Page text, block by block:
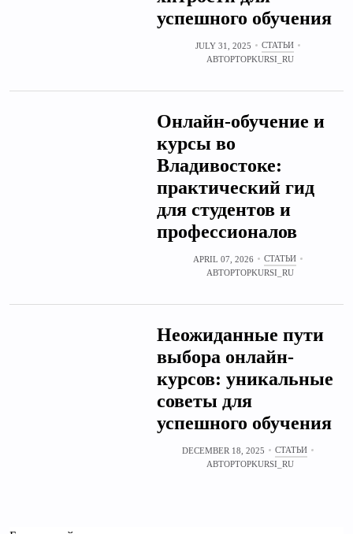
успешного обучения
JULY 31, 2025
СТАТЬИ
АВТОРTOPKURSI_RU
Онлайн‑обучение и
курсы во
Владивостоке:
практический гид
для студентов и
профессионалов
APRIL 07, 2026
СТАТЬИ
АВТОРTOPKURSI_RU
Неожиданные пути
выбора онлайн-
курсов: уникальные
советы для
успешного обучения
DECEMBER 18, 2025
СТАТЬИ
АВТОРTOPKURSI_RU